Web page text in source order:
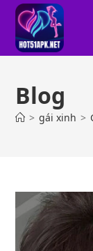
Blog
> gái xinh >